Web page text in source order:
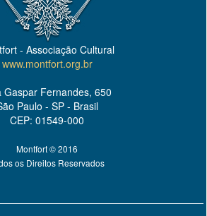
- Associação Cultural
www.montfort.org.br
Gaspar Fernandes, 650
Paulo - SP - Brasil
CEP: 01549-000
Montfort © 2016
os Direitos Reservados